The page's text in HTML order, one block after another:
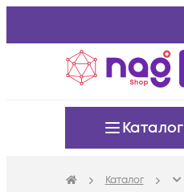
Каталог
Каталог